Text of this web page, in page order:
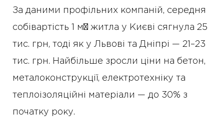
За даними профільних компаній, середня
собівартість 1 м² житла у Києві сягнула 25
тис. грн, тоді як у Львові та Дніпрі — 21–23
тис. грн. Найбільше зросли ціни на бетон,
металоконструкції, електротехніку та
теплоізоляційні матеріали — до 30% з
початку року.